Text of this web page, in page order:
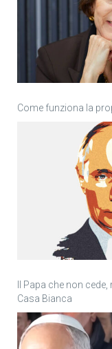
Come funziona la
Il Papa che non
Casa Bianca